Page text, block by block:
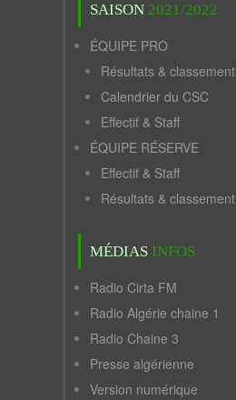
SAISON 2021/2022
ÉQUIPE PRO
Résultats & classement
Calendrier du CSC
Effectif & Staff
ÉQUIPE RÉSERVE
Effectif & Staff
Résultats & classement
MÉDIAS INFOS
Radio Cirta FM
Radio Algérie chaine 1
Radio Chaine 3
Presse algérienne
Version numérique